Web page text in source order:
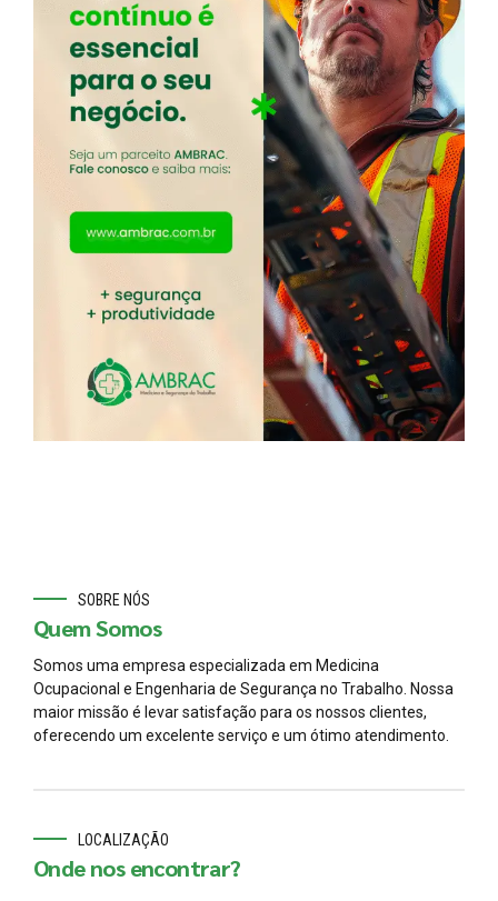
SOBRE NÓS
Quem Somos
Somos uma empresa especializada em Medicina
Ocupacional e Engenharia de Segurança no Trabalho. Nossa
maior missão é levar satisfação para os nossos clientes,
oferecendo um excelente serviço e um ótimo atendimento.
LOCALIZAÇÃO
Onde nos encontrar?